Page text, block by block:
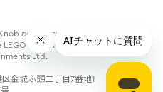
configurations, the Minifigure
Group.©2026 The LEGO Group.
Ltd.
金城ふ頭二丁目7番地1